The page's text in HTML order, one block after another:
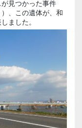
見つかった事件
、この遺体が、和
ました。